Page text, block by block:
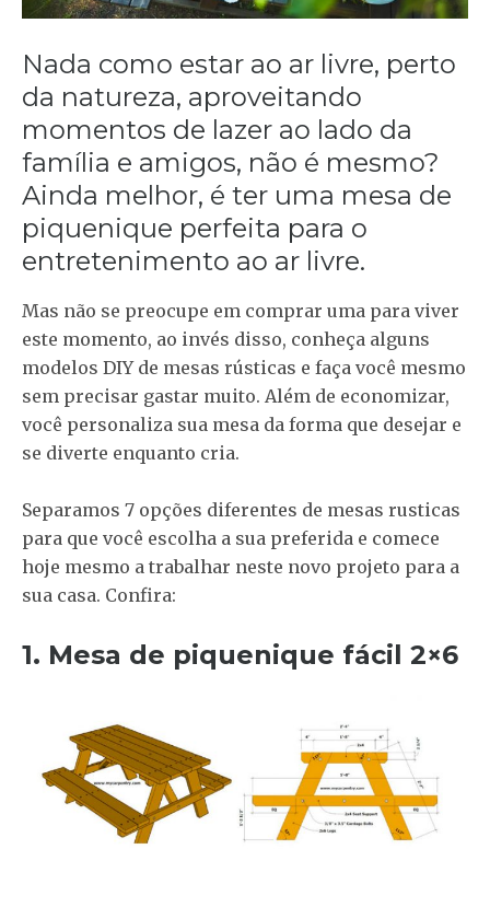
Nada como estar ao ar livre, perto
da natureza, aproveitando
momentos de lazer ao lado da
família e amigos, não é mesmo?
Ainda melhor, é ter uma mesa de
piquenique perfeita para o
entretenimento ao ar livre.
Mas não se preocupe em comprar uma para viver
este momento, ao invés disso, conheça alguns
modelos DIY de mesas rústicas e faça você mesmo
sem precisar gastar muito. Além de economizar,
você personaliza sua mesa da forma que desejar e
se diverte enquanto cria.
Separamos 7 opções diferentes de mesas rusticas
para que você escolha a sua preferida e comece
hoje mesmo a trabalhar neste novo projeto para a
sua casa. Confira:
1. Mesa de piquenique fácil 2×6